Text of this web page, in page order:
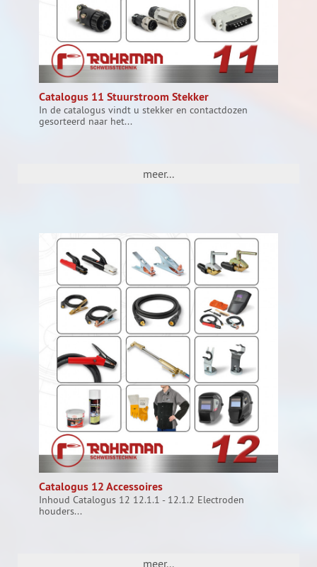
Catalogus 11 Stuurstroom Stekker
In de catalogus vindt u stekker en contactdozen
gesorteerd naar het...
meer...
Catalogus 12 Accessoires
Inhoud Catalogus 12 12.1.1 - 12.1.2 Electroden
houders...
meer...